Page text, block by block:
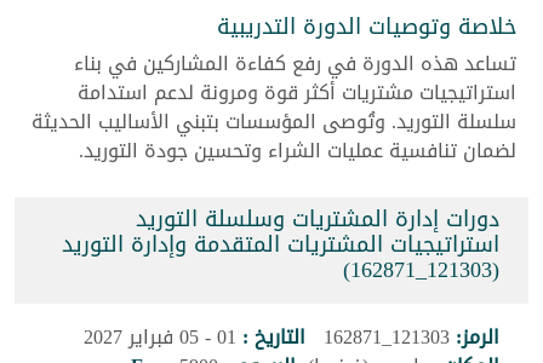
خلاصة وتوصيات الدورة التدريبية
تساعد هذه الدورة في رفع كفاءة المشاركين في بناء
استراتيجيات مشتريات أكثر قوة ومرونة لدعم استدامة
سلسلة التوريد. وتُوصى المؤسسات بتبني الأساليب الحديثة
لضمان تنافسية عمليات الشراء وتحسين جودة التوريد.
دورات إدارة المشتريات وسلسلة التوريد
استراتيجيات المشتريات المتقدمة وإدارة التوريد
(121303_162871)
الرمز:121303_162871 التاريخ : 01 - 05 فبراير 2027